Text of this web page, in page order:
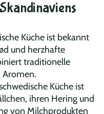
Küche ist bekannt
und herzhafte
traditionelle
Küche ist
ihren Hering und
von Milchprodukten